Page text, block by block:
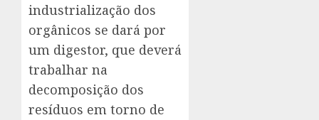
industrialização dos
orgânicos se dará por
um digestor, que deverá
trabalhar na
decomposição dos
resíduos em torno de